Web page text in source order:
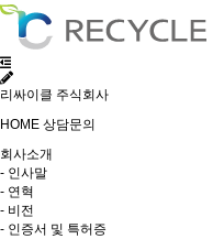
리싸이클 주식회사
HOME 상담문의
회사소개
- 인사말
- 연혁
- 비전
- 인증서 및 특허증